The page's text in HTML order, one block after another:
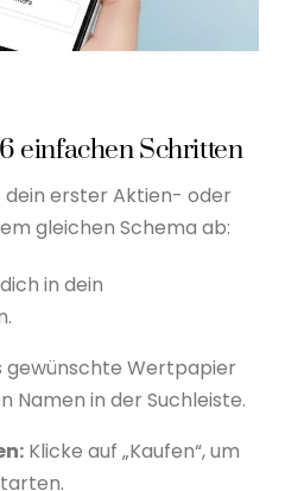
einfachen Schritten
erster Aktien- oder
gleichen Schema ab:
in dein
gewünschte Wertpapier
Namen in der Suchleiste.
Klicke auf „Kaufen“, um